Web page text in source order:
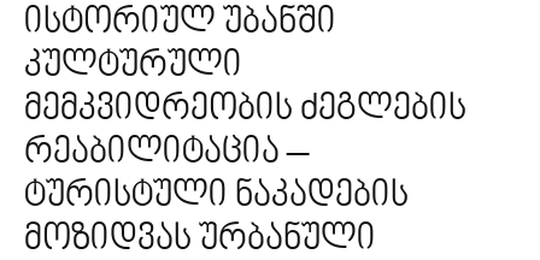
ისტორიულ უბანში
კულტურული
მემკვიდრეობის ძეგლების
რეაბილიტაცია –
ტურისტული ნაკადების
მოზიდვას ურბანული